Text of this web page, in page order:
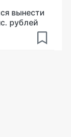
вынести
рублей